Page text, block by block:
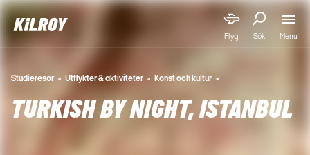
Flyg Sök Menu
Studieresor Utflykter & aktiviteter Konst och kultur
TURKISH BY NIGHT, ISTANBUL